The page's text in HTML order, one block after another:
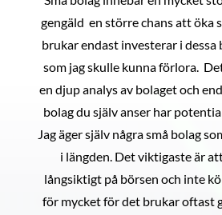
gengäld en större chans att öka
brukar endast investerar i dessa
som jag skulle kunna förlora.
en djup analys av bolaget och
bolag du själv anser har
Jag äger själv några små bolag
i längden. Det viktigaste är
långsiktigt på börsen och inte
för mycket för det brukar oftast